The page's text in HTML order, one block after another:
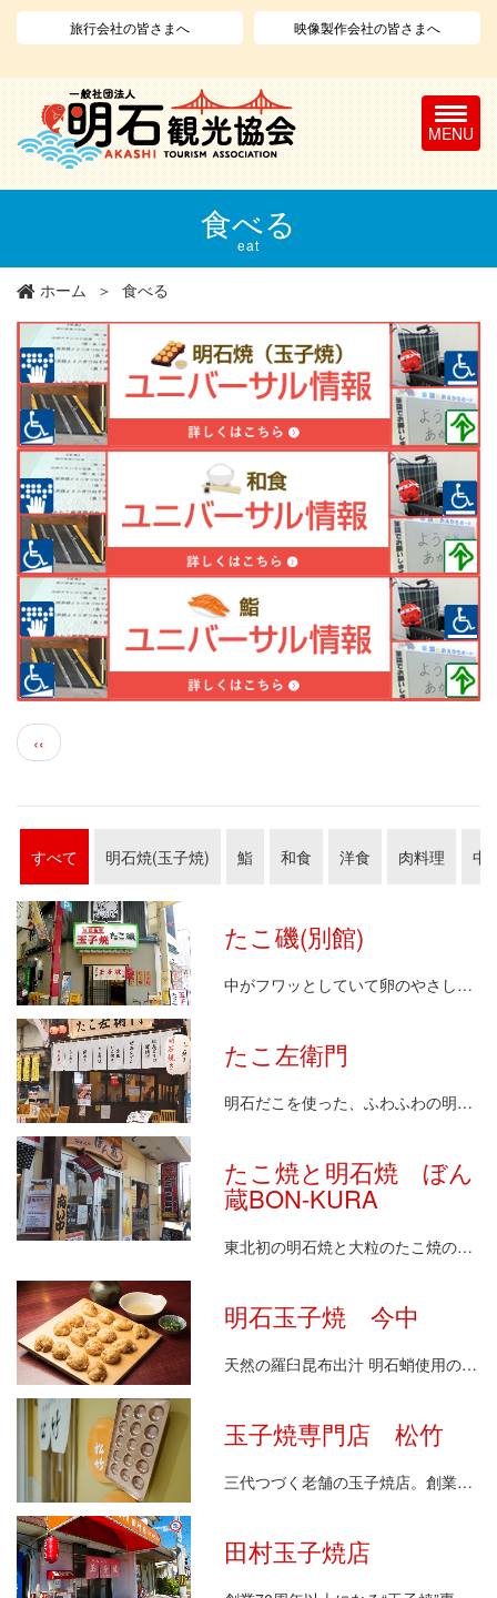
コ
旅行会社の皆さまへ 映像製作会社の皆さまへ
T
o
g
g
a
a
t
i
o
n
食べる
eat
ホーム 食べる
ペ
ー
送
り
前
ペ
ジ
‹‹
すべて 明石焼(玉子焼) 鮨 和食 洋食 肉料理 中
たこ磯(別館)
中がフワッとしていて卵のやさしい味が魅力の玉子焼は…
たこ左衛門
明石だこを使った、ふわふわの明石玉子焼ともちもちの…
たこ焼と明石焼 ぼん
蔵BON-KURA
東北初の明石焼と大粒のたこ焼のお店。 明石焼は本場…
明石玉子焼 今中
天然の羅臼昆布出汁 明石蛸使用の玉子焼
玉子焼専門店 松竹
三代つづく老舗の玉子焼店。創業以来の外はカリッ、中…
田村玉子焼店